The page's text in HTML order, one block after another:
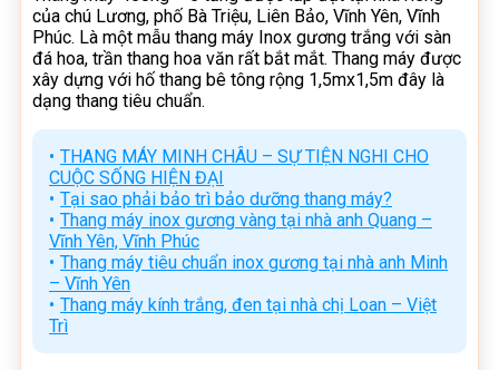
của chú Lương, phố Bà Triệu, Liên Bảo, Vĩnh Yên, Vĩnh
Phúc. Là một mẫu thang máy Inox gương trắng với sàn
đá hoa, trần thang hoa văn rất bắt mắt. Thang máy được
xây dựng với hố thang bê tông rộng 1,5mx1,5m đây là
dạng thang tiêu chuẩn.
THANG MÁY MINH CHÂU – SỰ TIỆN NGHI CHO
CUỘC SỐNG HIỆN ĐẠI
Tại sao phải bảo trì bảo dưỡng thang máy?
Thang máy inox gương vàng tại nhà anh Quang –
Vĩnh Yên, Vĩnh Phúc
Thang máy tiêu chuẩn inox gương tại nhà anh Minh
– Vĩnh Yên
Thang máy kính trắng, đen tại nhà chị Loan – Việt
Trì